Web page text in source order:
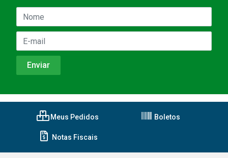
Meus Pedidos Boletos
Notas Fiscais